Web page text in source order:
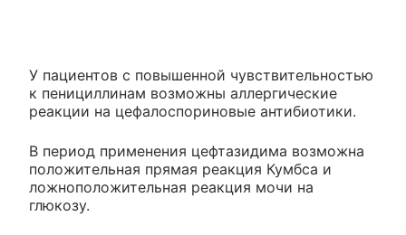
У пациентов с повышенной чувствительностью
к пенициллинам возможны аллергические
реакции на цефалоспориновые антибиотики.
В период применения цефтазидима возможна
положительная прямая реакция Кумбса и
ложноположительная реакция мочи на
глюкозу.